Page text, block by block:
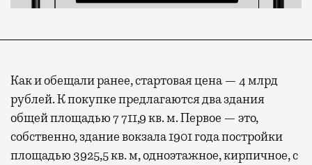
Как и обещали ранее, стартовая цена — 4 млрд
рублей. К покупке предлагаются два здания
общей площадью 7 711,9 кв. м. Первое — это,
собственно, здание вокзала 1901 года постройки
площадью 3925,5 кв. м, одноэтажное, кирпичное, с